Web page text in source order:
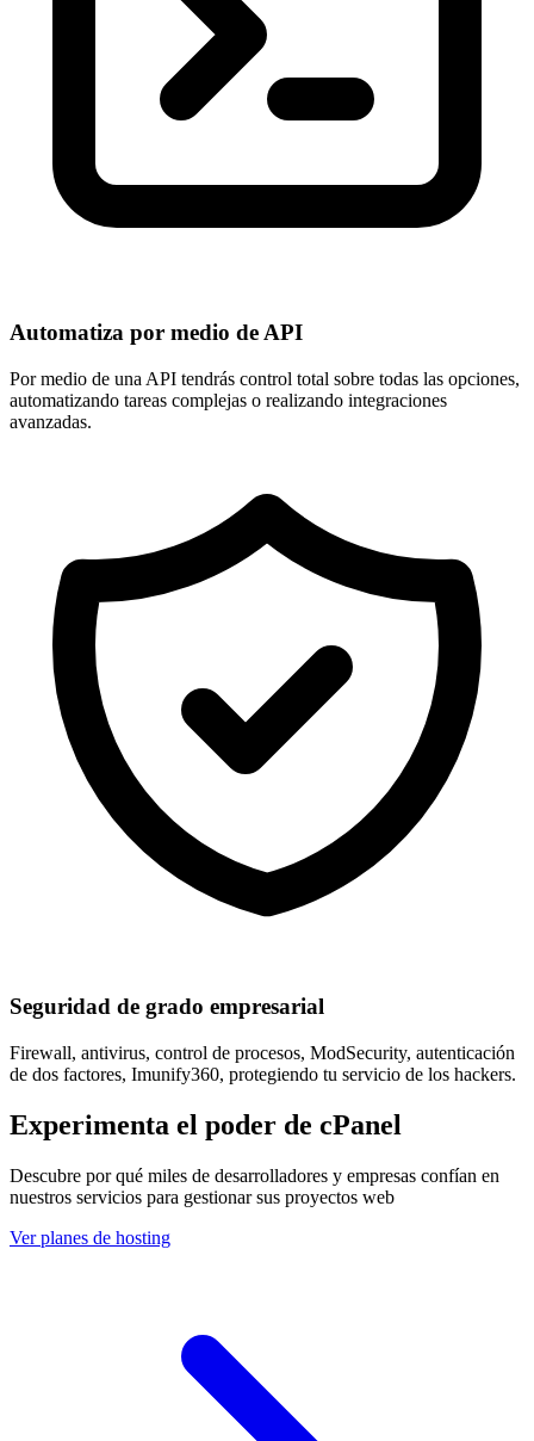
Automatiza por medio de API
Por medio de una API tendrás control total sobre todas las opciones,
automatizando tareas complejas o realizando integraciones
avanzadas.
Seguridad de grado empresarial
Firewall, antivirus, control de procesos, ModSecurity, autenticación
de dos factores, Imunify360, protegiendo tu servicio de los hackers.
Experimenta el poder de cPanel
Descubre por qué miles de desarrolladores y empresas confían en
nuestros servicios para gestionar sus proyectos web
Ver planes de hosting